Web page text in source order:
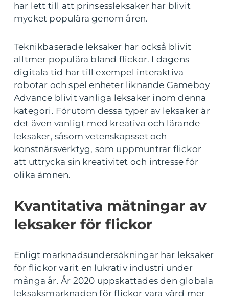
har lett till att prinsessleksaker har blivit
mycket populära genom åren.
Teknikbaserade leksaker har också blivit
alltmer populära bland flickor. I dagens
digitala tid har till exempel interaktiva
robotar och spel enheter liknande Gameboy
Advance blivit vanliga leksaker inom denna
kategori. Förutom dessa typer av leksaker är
det även vanligt med kreativa och lärande
leksaker, såsom vetenskapsset och
konstnärsverktyg, som uppmuntrar flickor
att uttrycka sin kreativitet och intresse för
olika ämnen.
Kvantitativa mätningar av
leksaker för flickor
Enligt marknadsundersökningar har leksaker
för flickor varit en lukrativ industri under
många år. År 2020 uppskattades den globala
leksaksmarknaden för flickor vara värd mer